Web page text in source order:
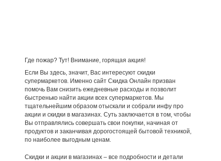
Где пожар? Тут! Внимание, горящая акция!
Если Вы здесь, значит, Вас интересуют скидки
супермаркетов. Именно сайт Скидка Онлайн призван
помочь Вам снизить ежедневные расходы и позволит
быстренько найти акции всех супермаркетов. Мы
тщательнейшим образом отыскали и собрали инфу про
акции и скидки в магазинах. Суть заключается в том, чтобы
Вы отправлялись совершать свои покупки, начиная от
продуктов и заканчивая дорогостоящей бытовой техникой,
по наиболее выгодным ценам.
Скидки и акции в магазинах – все подробности и детали